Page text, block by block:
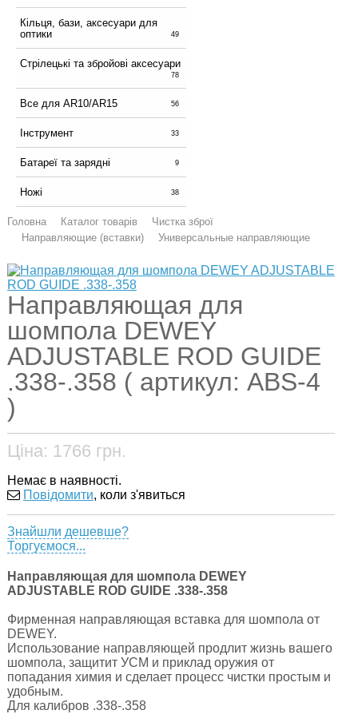
Кільця, бази, аксесуари для
оптики
49
Стрілецькі та збройові аксесуари
78
Все для AR10/AR15 56
Інструмент 33
Батареї та зарядні 9
Ножі 38
Головна Каталог товарів
Чистка зброї
Направляющие (вставки)
Универсальные направляющие
Направляющая для
шомпола DEWEY
ADJUSTABLE ROD GUIDE
.338-.358 ( артикул: ABS-4
)
Ціна: 1766 грн.
Немає в наявності.
Повідомити, коли з'явиться
Знайшли дешевше?
Торгуємося...
Направляющая для шомпола DEWEY
ADJUSTABLE ROD GUIDE .338-.358
Фирменная направляющая вставка для шомпола от
DEWEY.
Использование направляющей продлит жизнь вашего
шомпола, защитит УСМ и приклад оружия от
попадания химия и сделает процесс чистки простым и
удобным.
Для калибров .338-.358